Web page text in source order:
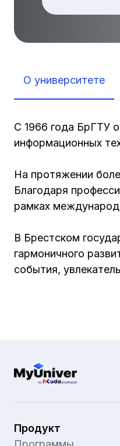
О университете
С 1966 года БрГТУ
информационных
На протяжении
Благодаря
рамках
В Брестском
гармоничного
события,
Продукт